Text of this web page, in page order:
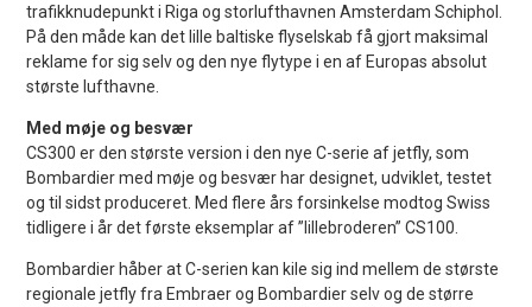
trafikknudepunkt i Riga og storlufthavnen Amsterdam Schiphol.
På den måde kan det lille baltiske flyselskab få gjort maksimal
reklame for sig selv og den nye flytype i en af Europas absolut
største lufthavne.
Med møje og besvær
CS300 er den største version i den nye C-serie af jetfly, som
Bombardier med møje og besvær har designet, udviklet, testet
og til sidst produceret. Med flere års forsinkelse modtog Swiss
tidligere i år det første eksemplar af ”lillebroderen” CS100.
Bombardier håber at C-serien kan kile sig ind mellem de største
regionale jetfly fra Embraer og Bombardier selv og de større